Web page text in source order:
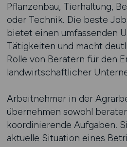
Pflanzenbau, Tierhaltung,
oder Technik. Die beste
bietet einen umfassenden
Tätigkeiten und macht
Rolle von Beratern für den
landwirtschaftlicher
Arbeitnehmer in der
übernehmen sowohl
koordinierende Aufgaben.
aktuelle Situation eines